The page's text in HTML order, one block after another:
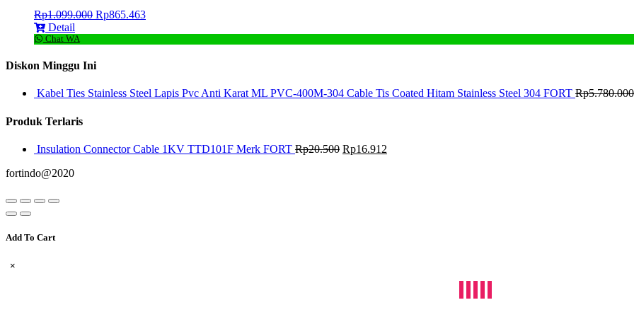
Rp1.099.000 Rp865.463
Detail
Chat WA
Diskon Minggu Ini
Kabel Ties Stainless Steel Lapis Pvc Anti Karat ML PVC-400M-304 Cable Tis Coated Hitam Stainless Steel 304 FORT Rp5.780.000
Produk Terlaris
Insulation Connector Cable 1KV TTD101F Merk FORT Rp20.500 Rp16.912
fortindo@2020
Add To Cart
×